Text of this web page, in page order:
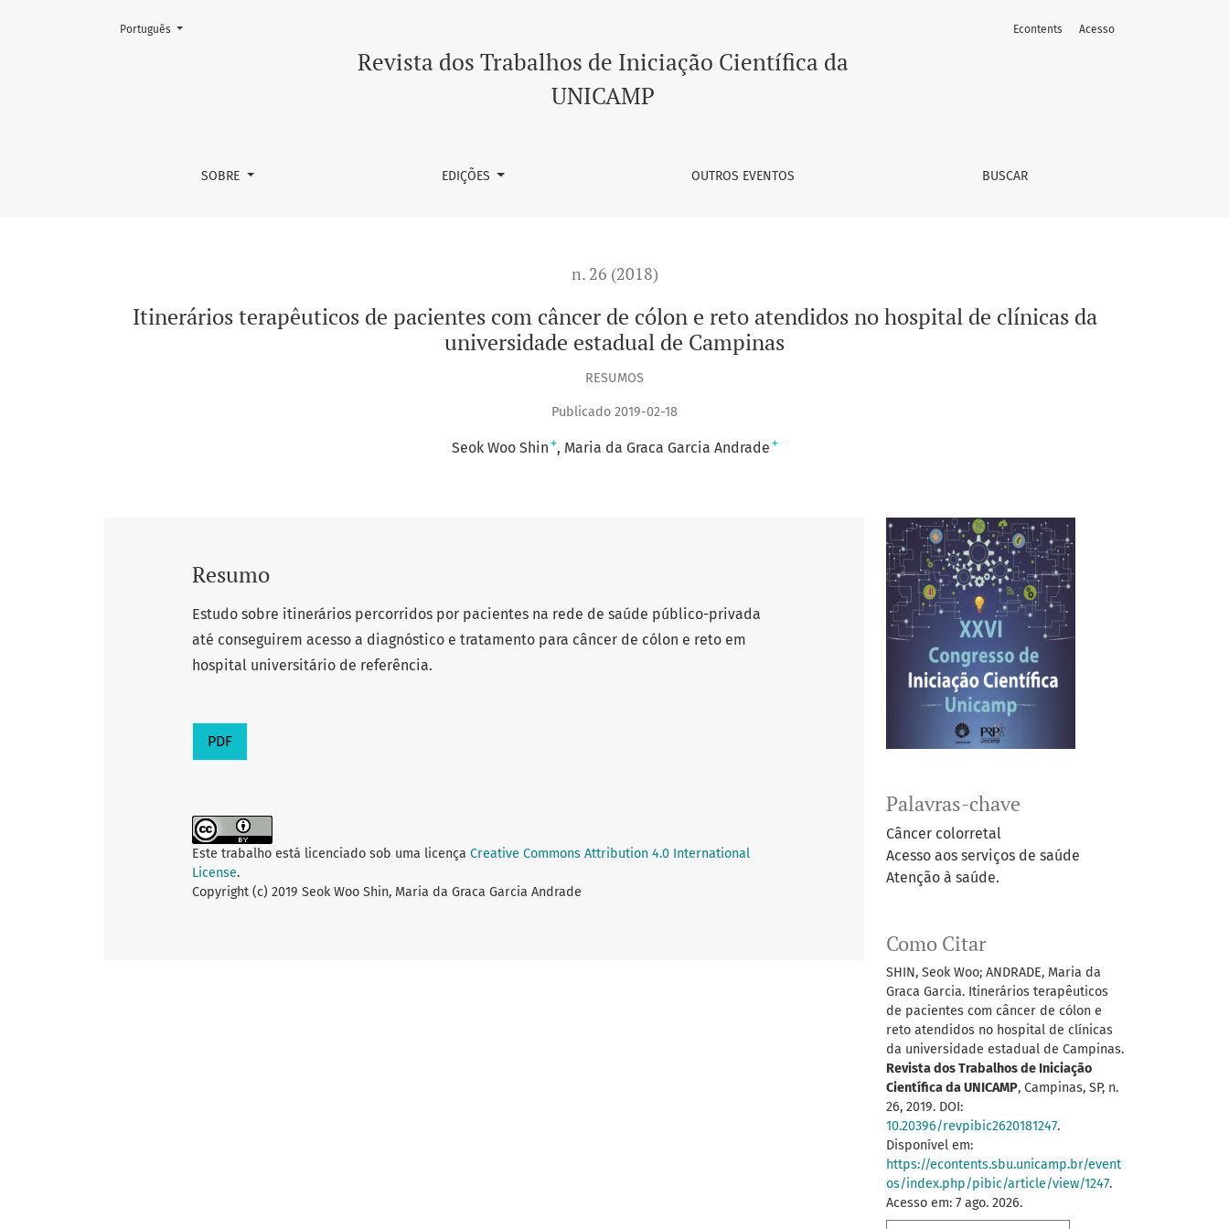
Itinerários terapêuticos de pacientes com câncer de cólon e reto atendidos no hospital de clínicas da universidade estadual de Campinas
Revista dos Trabalhos de Iniciação Científica da
UNICAMP
SOBRE EDIÇÕES OUTROS EVENTOS BUSCAR
Econtents Acesso
Mudar o idioma. O atual é:
Português
n. 26 (2018)
Itinerários terapêuticos de pacientes com câncer de cólon e reto atendidos no hospital de clínicas da
universidade estadual de Campinas
RESUMOS
Publicado 2019-02-18
Seok Woo Shin + Maria da Graca Garcia Andrade +
Palavras-chave
Câncer colorretal
Acesso aos serviços de saúde
Atenção à saúde.
Como Citar
SHIN, Seok Woo; ANDRADE, Maria da
Graca Garcia. Itinerários terapêuticos
de pacientes com câncer de cólon e
reto atendidos no hospital de clínicas
da universidade estadual de Campinas.
Revista dos Trabalhos de Iniciação
Científica da UNICAMP, Campinas, SP, n.
26, 2019. DOI:
10.20396/revpibic2620181247.
Disponível em:
https://econtents.sbu.unicamp.br/event
os/index.php/pibic/article/view/1247.
Acesso em: 7 ago. 2026.
Resumo
Estudo sobre itinerários percorridos por pacientes na rede de saúde público-privada
até conseguirem acesso a diagnóstico e tratamento para câncer de cólon e reto em
hospital universitário de referência.
PDF
Este trabalho está licenciado sob uma licença Creative Commons Attribution 4.0 International
License.
Copyright (c) 2019 Seok Woo Shin, Maria da Graca Garcia Andrade